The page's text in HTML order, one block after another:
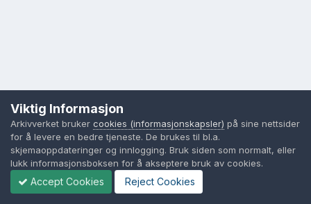
Viktig Informasjon
Arkivverket bruker cookies (informasjonskapsler) på sine nettsider
for å levere en bedre tjeneste. De brukes til bl.a.
skjemaoppdateringer og innlogging. Bruk siden som normalt, eller
lukk informasjonsboksen for å akseptere bruk av cookies.
Accept Cookies Reject Cookies